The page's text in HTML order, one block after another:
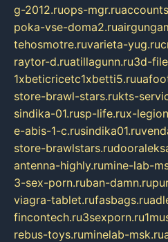
g-2012.ruops-mgr.ru
poka-vse-doma2.ru
tehosmotre.ruvarieta-yug.ru
raytor-d.ruatillagunn.ru3d-
1xbeticricetc1xbetti5.ru
store-brawl-stars.rukts-
sindika-01.rusp-life.rux-
e-abis-1-c.rusindika01.ru
store-brawlstars.ru
antenna-highly.rumine-lab-
3-sex-porn.ruban-damn.ru
viagra-tablet.rufasbags.ru
fincontech.ru3sexporn.ru
rebus-toys.ruminelab-msk.ru